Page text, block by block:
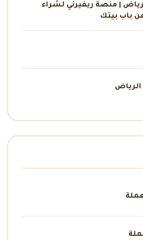
| منصة ريفيرني لشراء
من باب بيتك